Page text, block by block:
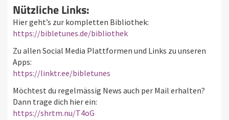
Nützliche Links:
Hier geht’s zur kompletten Bibliothek:
https://bibletunes.de/bibliothek
Zu allen Social Media Plattformen und Links zu unseren
Apps:
https://linktr.ee/bibletunes
Möchtest du regelmässig News auch per Mail erhalten?
Dann trage dich hier ein:
https://shrtm.nu/T4oG